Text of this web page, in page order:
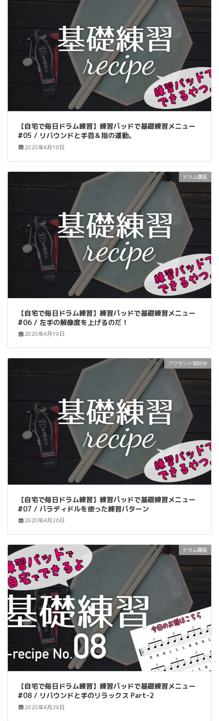
【自宅で毎日ドラム練習】練習パッドで基礎練習メニュー
#05 / リバウンドと手首＆指の運動。
2020年4月18日
ドラム講座
【自宅で毎日ドラム練習】練習パッドで基礎練習メニュー
#06 / 左手の解像度を上げるのだ！
2020年4月19日
アクセント同好会
【自宅で毎日ドラム練習】練習パッドで基礎練習メニュー
#07 / パラディドルを使った練習パターン
2020年4月26日
ドラム講座
【自宅で毎日ドラム練習】練習パッドで基礎練習メニュー
#08 / リバウンドと手のリラックス Part-2
2020年4月29日